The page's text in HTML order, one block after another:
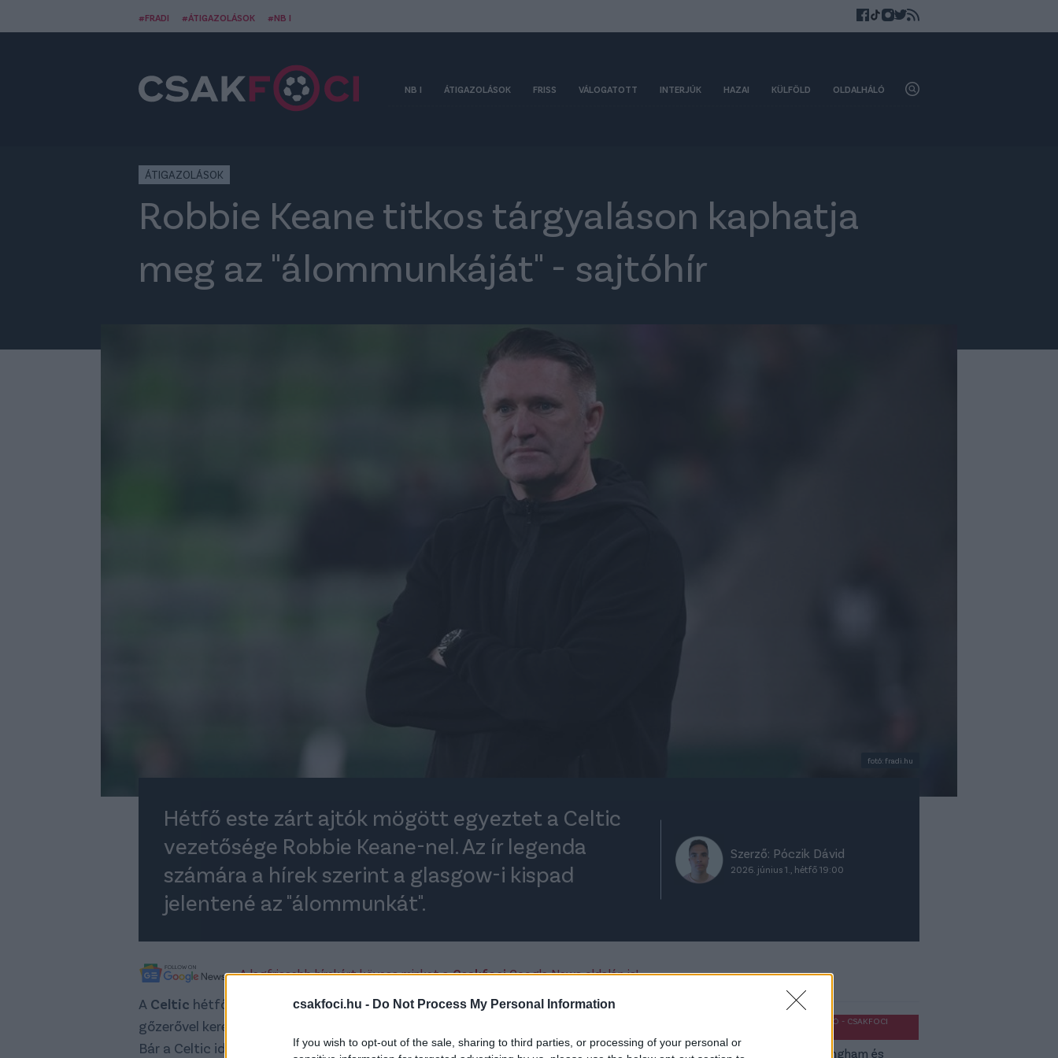
csakfoci.hu - Do Not Process My Personal Information
If you wish to opt-out of the sale, sharing to third parties, or processing of your personal or
#FRADI #ÁTIGAZOLÁSOK #NB I
NB I ÁTIGAZOLÁSOK FRISS VÁLOGATOTT INTERJÚK HAZAI KÜLFÖLD OLDALHÁLÓ
ÁTIGAZOLÁSOK
Robbie Keane titkos tárgyaláson kaphatja
meg az "álommunkáját" - sajtóhír
fotó: fradi.hu
Hétfő este zárt ajtók mögött egyeztet a Celtic
vezetősége Robbie Keane-nel. Az ír legenda
számára a hírek szerint a glasgow-i kispad
jelentené az "álommunkát".
Szerző: Póczik Dávid
2026. június 1., hétfő 19:00
A legfrissebb hírekért kövess minket aCsakfociGoogle News oldalán is!
A Celtic hétfő este folytat egyeztetéstRobbie Keane-nel, a klub ugyanis
gőzerővel keresi a következő vezetőedzőjét - értesült a hírről Alan Nixon újságíró.
Bár a Celtic idénye áprilisban még jócskán elmaradt a várakozásoktól, végül
Ezeket ajánljuk
OLDALHÁLÓ - CSAKFOCI
Jude Bellingham és